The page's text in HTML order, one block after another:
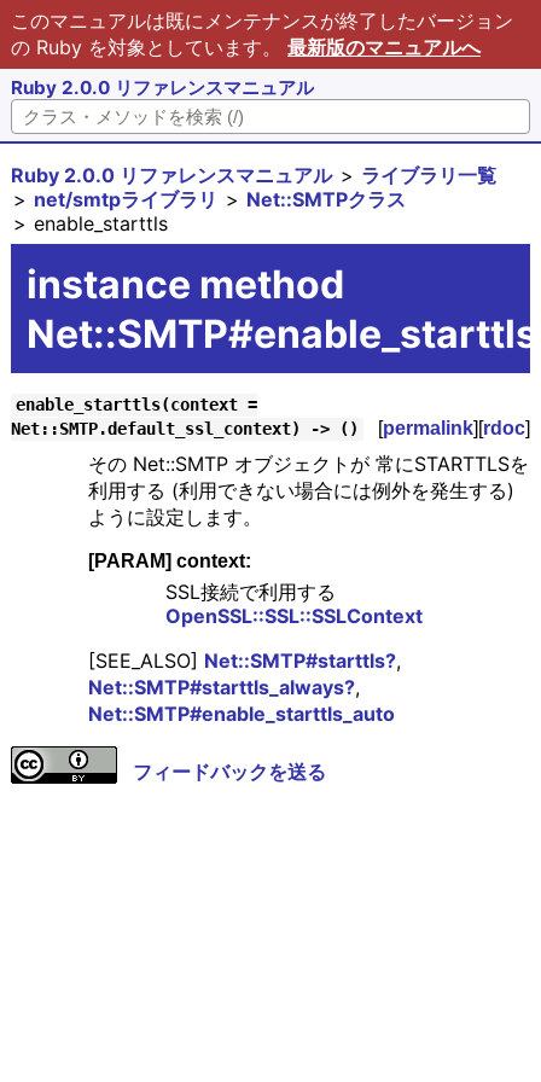
このマニュアルは既にメンテナンスが終了したバージョン
の Ruby を対象としています。 最新版のマニュアルへ
Ruby 2.0.0 リファレンスマニュアル
Ruby 2.0.0 リファレンスマニュアル
ライブラリ一覧
net/smtpライブラリ
Net::SMTPクラス
enable_starttls
instance method
Net::SMTP#enable_starttls
enable_starttls(context =
Net::SMTP.default_ssl_context) -> ()
[permalink][rdoc]
その Net::SMTP オブジェクトが 常にSTARTTLSを
利用する (利用できない場合には例外を発生する)
ように設定します。
[PARAM] context:
SSL接続で利用する
OpenSSL::SSL::SSLContext
[SEE_ALSO] Net::SMTP#starttls?,
Net::SMTP#starttls_always?,
Net::SMTP#enable_starttls_auto
フィードバックを送る